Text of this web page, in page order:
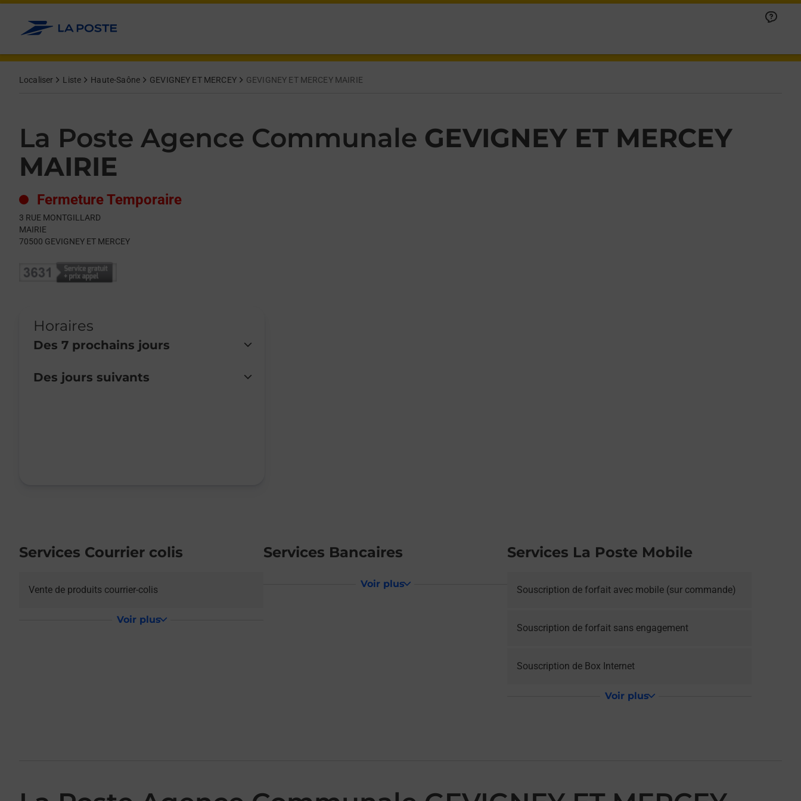
Allez au contenu
Localiser Liste Haute-Saône GEVIGNEY ET MERCEY GEVIGNEY ET MERCEY MAIRIE
La Poste Agence Communale GEVIGNEY ET MERCEY
MAIRIE
Fermeture Temporaire
3 RUE MONTGILLARD
MAIRIE
70500 GEVIGNEY ET MERCEY
Horaires
Des 7 prochains jours
Day of the WeekHours
Lundi
Fermé
Des jours suivants
Services Courrier colis
Vente de produits courrier-colis
Voir plus
Services Bancaires
Voir plus
Services La Poste Mobile
Souscription de forfait avec mobile (sur commande)
Souscription de forfait sans engagement
Souscription de Box Internet
Voir plus
Get directions to La Poste Agence Communale at 3 RUE MONTGILLARD GEVIGNEY ET MERCEY,
lien s'ouvre dans un nouvel onglet